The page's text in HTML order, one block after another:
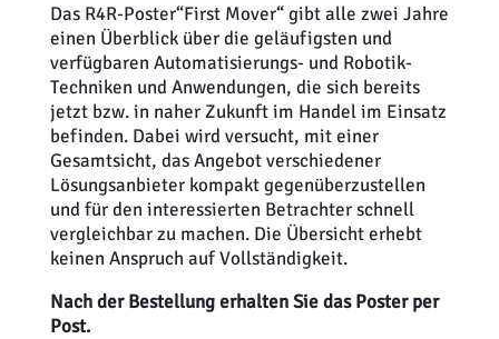
Das R4R-Poster“First Mover“ gibt alle zwei Jahre
einen Überblick über die geläufigsten und
verfügbaren Automatisierungs- und Robotik-
Techniken und Anwendungen, die sich bereits
jetzt bzw. in naher Zukunft im Handel im Einsatz
befinden. Dabei wird versucht, mit einer
Gesamtsicht, das Angebot verschiedener
Lösungsanbieter kompakt gegenüberzustellen
und für den interessierten Betrachter schnell
vergleichbar zu machen. Die Übersicht erhebt
keinen Anspruch auf Vollständigkeit.
Nach der Bestellung erhalten Sie das Poster per
Post.